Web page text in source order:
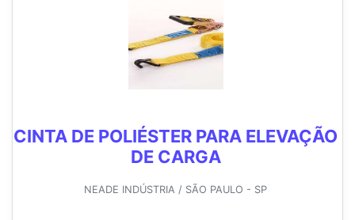
CINTA DE POLIÉSTER PARA ELEVAÇÃO
DE CARGA
NEADE INDÚSTRIA / SÃO PAULO - SP